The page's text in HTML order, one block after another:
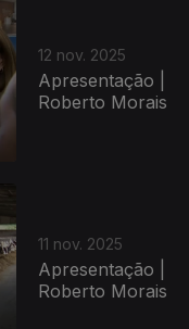
12 nov. 2025
Apresentação |
Roberto Morais
11 nov. 2025
Apresentação |
Roberto Morais